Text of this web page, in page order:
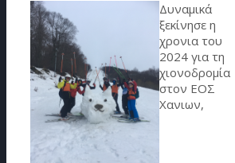
Δυναμικά
ξεκίνησε η
χρονια του
2024 για τη
χιονοδρομία
στον ΕΟΣ
Χανιων,